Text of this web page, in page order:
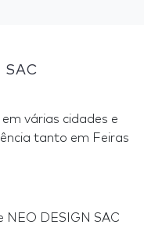
SAC
várias cidades e
tanto em Feiras
NEO DESIGN SAC